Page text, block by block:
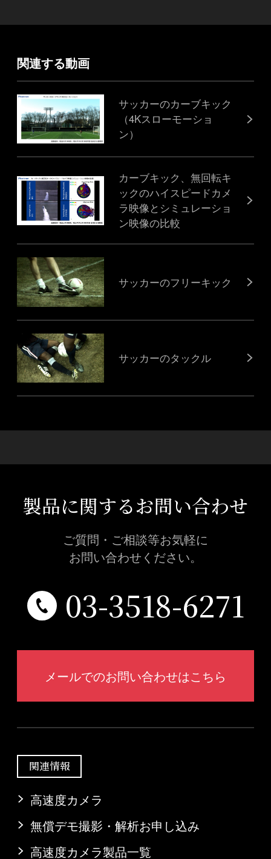
関連する動画
サッカーのカーブキック
（4Kスローモーショ
ン）
カーブキック、無回転キ
ックのハイスピードカメ
ラ映像とシミュレーショ
ン映像の比較
サッカーのフリーキック
サッカーのタックル
製品に関するお問い合わせ
ご質問・ご相談等お気軽に
お問い合わせください。
03-3518-6271
メールでのお問い合わせはこちら
関連情報
高速度カメラ
無償デモ撮影・解析お申し込み
高速度カメラ製品一覧